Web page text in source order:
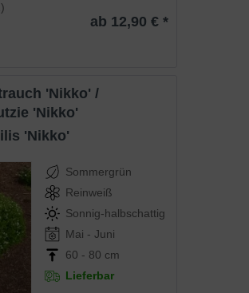
)
ab 12,90 € *
'Nikko'
'Nikko'
Sommergrün
Reinweiß
Sonnig-halbschattig
Mai - Juni
60 - 80 cm
Lieferbar